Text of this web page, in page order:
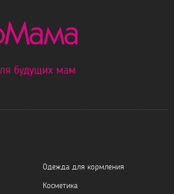
будущих мам
Одежда для кормления
Косметика